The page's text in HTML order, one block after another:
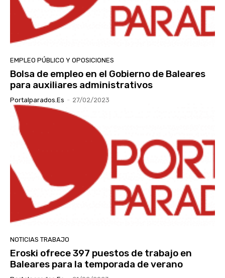
EMPLEO PÚBLICO Y OPOSICIONES
Bolsa de empleo en el Gobierno de Baleares
para auxiliares administrativos
Portalparados.es - 27/02/2023
NOTICIAS TRABAJO
Eroski ofrece 397 puestos de trabajo en
Baleares para la temporada de verano